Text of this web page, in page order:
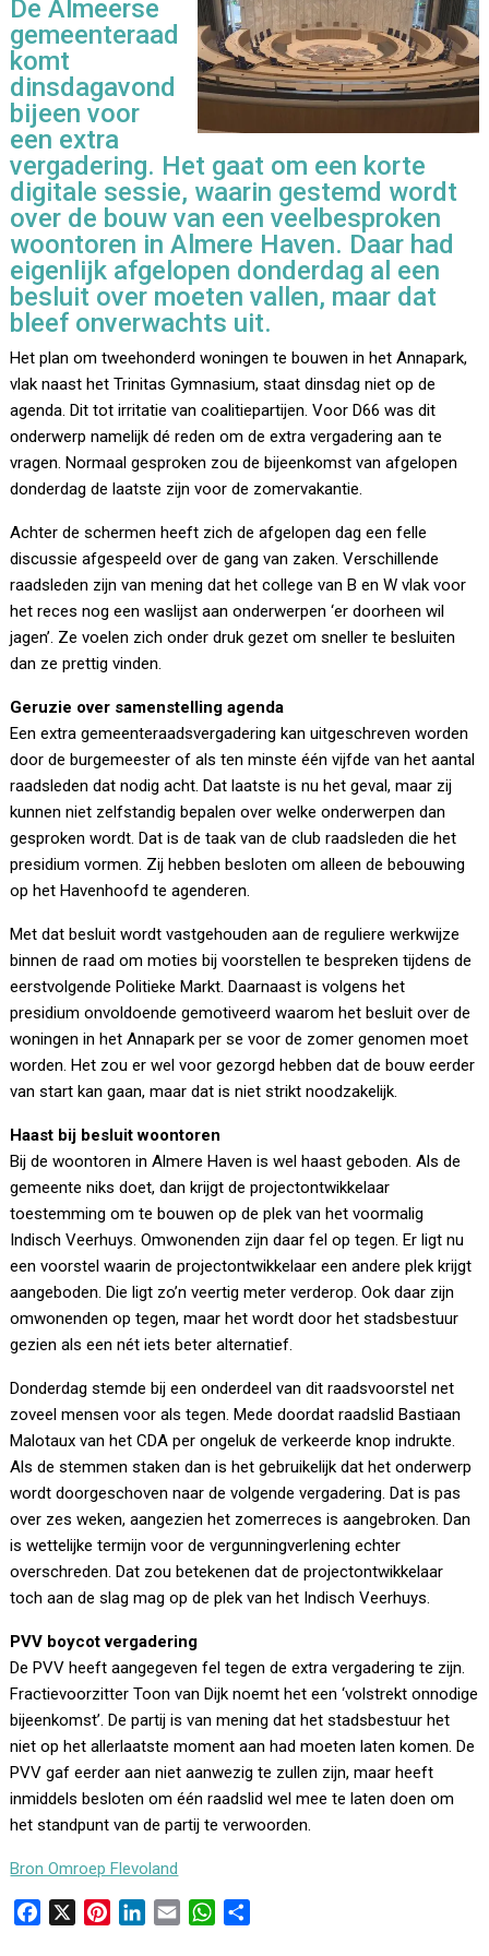
De Almeerse
gemeenteraad
komt
dinsdagavond
bijeen voor
een extra
vergadering. Het gaat om een korte
digitale sessie, waarin gestemd wordt
over de bouw van een veelbesproken
woontoren in Almere Haven. Daar had
eigenlijk afgelopen donderdag al een
besluit over moeten vallen, maar dat
bleef onverwachts uit.
Het plan om tweehonderd woningen te bouwen in het Annapark,
vlak naast het Trinitas Gymnasium, staat dinsdag niet op de
agenda. Dit tot irritatie van coalitiepartijen. Voor D66 was dit
onderwerp namelijk dé reden om de extra vergadering aan te
vragen. Normaal gesproken zou de bijeenkomst van afgelopen
donderdag de laatste zijn voor de zomervakantie.
Achter de schermen heeft zich de afgelopen dag een felle
discussie afgespeeld over de gang van zaken. Verschillende
raadsleden zijn van mening dat het college van B en W vlak voor
het reces nog een waslijst aan onderwerpen ‘er doorheen wil
jagen’. Ze voelen zich onder druk gezet om sneller te besluiten
dan ze prettig vinden.
Geruzie over samenstelling agenda
Een extra gemeenteraadsvergadering kan uitgeschreven worden
door de burgemeester of als ten minste één vijfde van het aantal
raadsleden dat nodig acht. Dat laatste is nu het geval, maar zij
kunnen niet zelfstandig bepalen over welke onderwerpen dan
gesproken wordt. Dat is de taak van de club raadsleden die het
presidium vormen. Zij hebben besloten om alleen de bebouwing
op het Havenhoofd te agenderen.
Met dat besluit wordt vastgehouden aan de reguliere werkwijze
binnen de raad om moties bij voorstellen te bespreken tijdens de
eerstvolgende Politieke Markt. Daarnaast is volgens het
presidium onvoldoende gemotiveerd waarom het besluit over de
woningen in het Annapark per se voor de zomer genomen moet
worden. Het zou er wel voor gezorgd hebben dat de bouw eerder
van start kan gaan, maar dat is niet strikt noodzakelijk.
Haast bij besluit woontoren
Bij de woontoren in Almere Haven is wel haast geboden. Als de
gemeente niks doet, dan krijgt de projectontwikkelaar
toestemming om te bouwen op de plek van het voormalig
Indisch Veerhuys. Omwonenden zijn daar fel op tegen. Er ligt nu
een voorstel waarin de projectontwikkelaar een andere plek krijgt
aangeboden. Die ligt zo’n veertig meter verderop. Ook daar zijn
omwonenden op tegen, maar het wordt door het stadsbestuur
gezien als een nét iets beter alternatief.
Donderdag stemde bij een onderdeel van dit raadsvoorstel net
zoveel mensen voor als tegen. Mede doordat raadslid Bastiaan
Malotaux van het CDA per ongeluk de verkeerde knop indrukte.
Als de stemmen staken dan is het gebruikelijk dat het onderwerp
wordt doorgeschoven naar de volgende vergadering. Dat is pas
over zes weken, aangezien het zomerreces is aangebroken. Dan
is wettelijke termijn voor de vergunningverlening echter
overschreden. Dat zou betekenen dat de projectontwikkelaar
toch aan de slag mag op de plek van het Indisch Veerhuys.
PVV boycot vergadering
De PVV heeft aangegeven fel tegen de extra vergadering te zijn.
Fractievoorzitter Toon van Dijk noemt het een ‘volstrekt onnodige
bijeenkomst’. De partij is van mening dat het stadsbestuur het
niet op het allerlaatste moment aan had moeten laten komen. De
PVV gaf eerder aan niet aanwezig te zullen zijn, maar heeft
inmiddels besloten om één raadslid wel mee te laten doen om
het standpunt van de partij te verwoorden.
Bron Omroep Flevoland
W